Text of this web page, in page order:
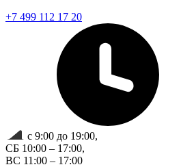
+7 499 112 17 20
с 9:00 до 19:00,
СБ 10:00 – 17:00,
ВС 11:00 – 17:00